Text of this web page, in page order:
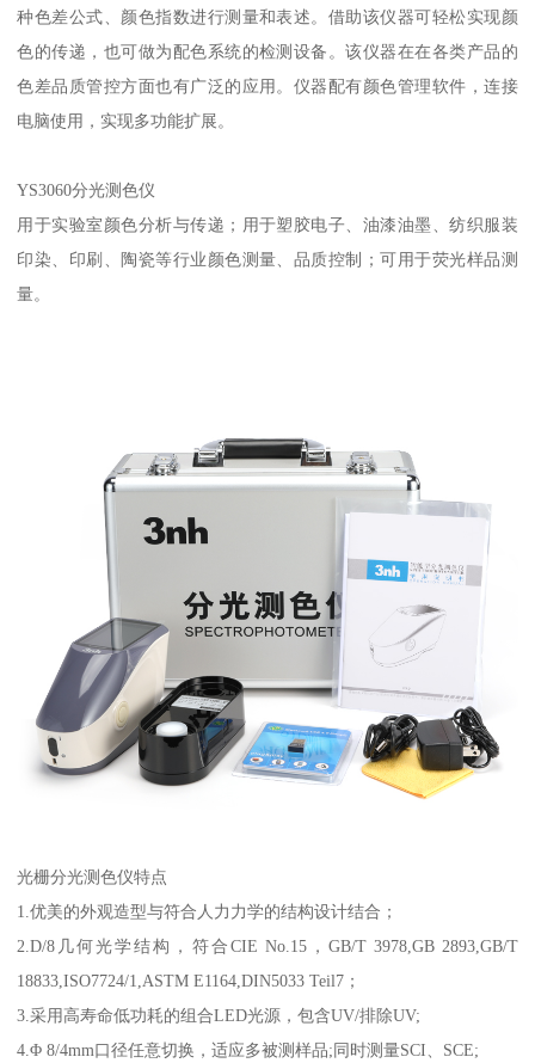
种色差公式、颜色指数进行测量和表述。借助该仪器可轻松实现颜
色的传递，也可做为配色系统的检测设备。该仪器在在各类产品的
色差品质管控方面也有广泛的应用。仪器配有颜色管理软件，连接
电脑使用，实现多功能扩展。
YS3060分光测色仪
用于实验室颜色分析与传递；用于塑胶电子、油漆油墨、纺织服装
印染、印刷、陶瓷等行业颜色测量、品质控制；可用于荧光样品测
量。
光栅分光测色仪特点
1.优美的外观造型与符合人力力学的结构设计结合；
2.D/8 几何光学结构，符合 CIE No.15， GB/T 3978,GB 2893,GB/T
18833,ISO7724/1,ASTM E1164,DIN5033 Teil7 ；
3.采用高寿命低功耗的组合LED光源，包含UV/排除UV;
4.Φ8/4mm口径任意切换，适应多被测样品; 同时测量SCI SCE;